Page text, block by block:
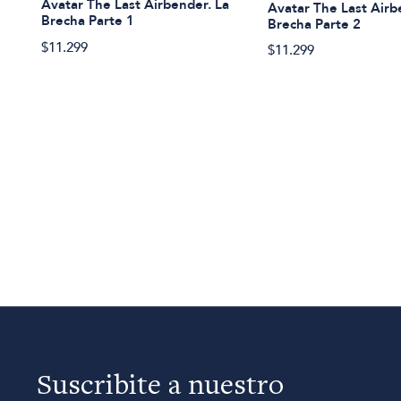
Avatar The Last Airbender. La
Brecha Parte 1
$11.299
Avatar The Last
Brecha Parte 2
$11.299
Suscribite a nuestro